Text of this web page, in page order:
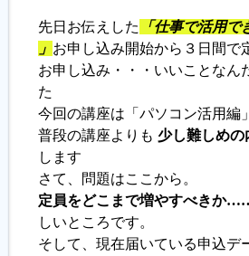
各種セミナー
履歴書ジェネレーター
先日お伝えした
「仕事で活用
」 お申し込み開始から３日間で
お申し込み・・・いいことな
た
今回の講座は「パソコン活用編
普段の講座よりも 少し難しめの
します
さて、問題はここから。
定員をどこまで増やすべきか
しいところです。
そして、現在届いている申込デ